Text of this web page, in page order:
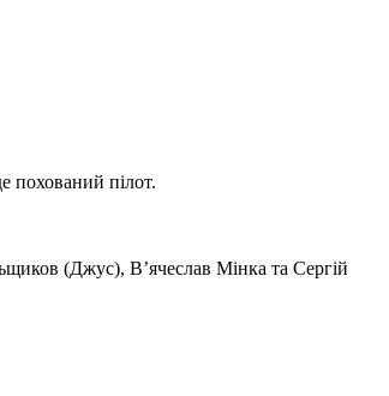
похований пілот.
(Джус), В’ячеслав Мінка та Сергій